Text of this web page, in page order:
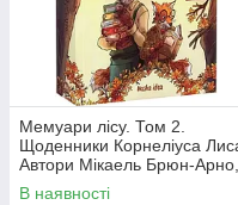
Мемуари лісу. Том 2.
Щоденники Корнеліуса
Автори Мікаель Брюн-Арно,
Саное
В наявності